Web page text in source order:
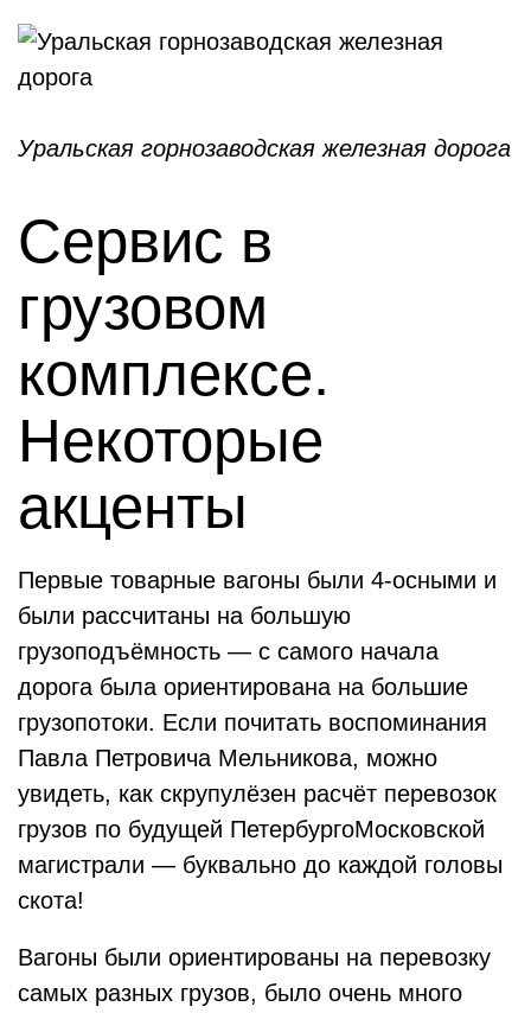
Уральская горнозаводская железная дорога
Сервис в
грузовом
комплексе.
Некоторые
акценты
Первые товарные вагоны были 4-осными и
были рассчитаны на большую
грузоподъёмность — с самого начала
дорога была ориентирована на большие
грузопотоки. Если почитать воспоминания
Павла Петровича Мельникова, можно
увидеть, как скрупулёзен расчёт перевозок
грузов по будущей ПетербургоМосковской
магистрали — буквально до каждой головы
скота!
Вагоны были ориентированы на перевозку
самых разных грузов, было очень много